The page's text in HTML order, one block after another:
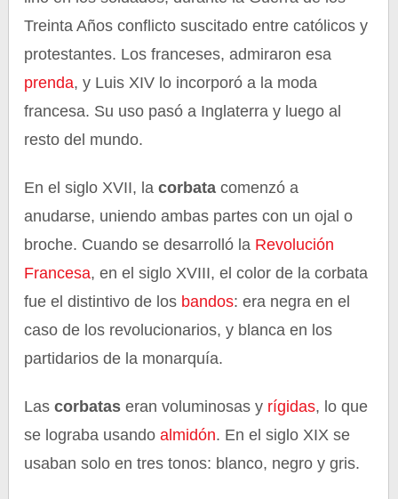
Treinta Años conflicto suscitado entre católicos y
protestantes. Los franceses, admiraron esa
prenda, y Luis XIV lo incorporó a la moda
francesa. Su uso pasó a Inglaterra y luego al
resto del mundo.
En el siglo XVII, lacorbata comenzó a
anudarse, uniendo ambas partes con un ojal o
broche. Cuando se desarrolló la Revolución
Francesa, en el siglo XVIII, el color de la corbata
fue el distintivo de los bandos: era negra en el
caso de los revolucionarios, y blanca en los
partidarios de la monarquía.
Lascorbatas eran voluminosas y rígidas, lo que
se lograba usandoalmidón. En el siglo XIX se
usaban solo en tres tonos: blanco, negro y gris.